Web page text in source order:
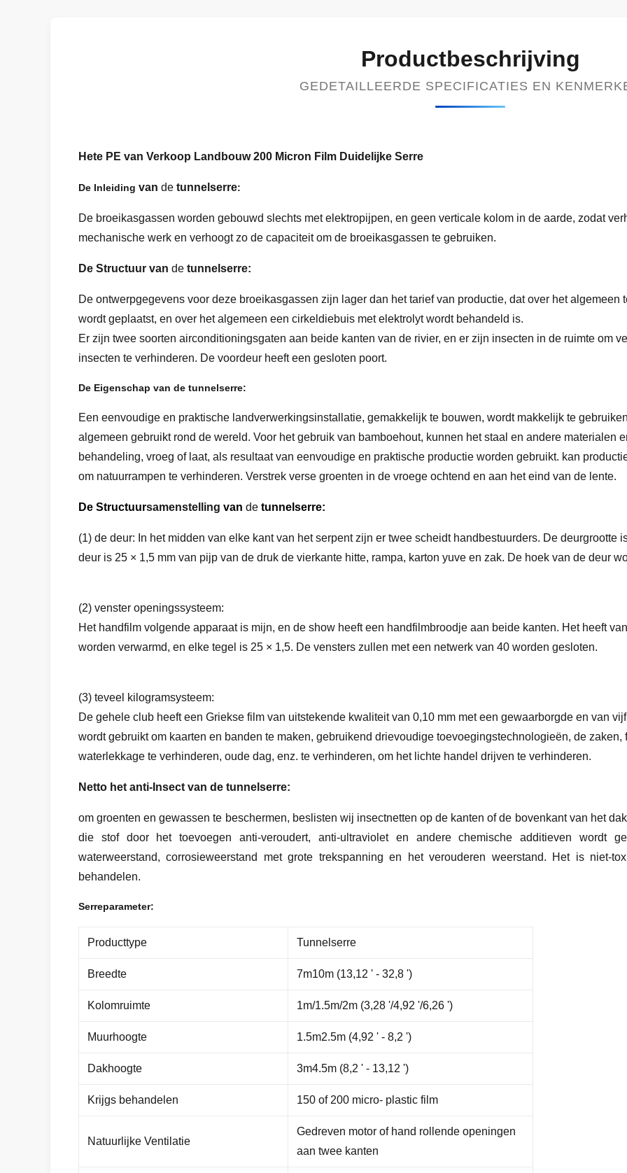
Productbeschrijving
GEDETAILLEERDE SPECIFICATIES EN
Hete PE van Verkoop Landbouw 200 Micron Film Duidelijke Serre
De Inleiding van de tunnelserre:
De broeikasgassen worden gebouwd slechts met elektropijpen, en geen verticale kolom in de aarde, zodat
mechanische werk en verhoogt zo de capaciteit om de broeikasgassen te gebruiken.
De Structuur van de tunnelserre:
De ontwerpgegevens voor deze broeikasgassen zijn lager dan het tarief van productie, dat over het
wordt geplaatst, en over het algemeen een cirkeldiebuis met elektrolyt wordt behandeld is.
Er zijn twee soorten airconditioningsgaten aan beide kanten van de rivier, en er zijn insecten in de ruimte om
insecten te verhinderen. De voordeur heeft een gesloten poort.
De Eigenschap van de tunnelserre:
Een eenvoudige en praktische landverwerkingsinstallatie, gemakkelijk te bouwen, wordt makkelijk te
algemeen gebruikt rond de wereld. Voor het gebruik van bamboehout, kunnen het staal en andere materialen
behandeling, vroeg of laat, als resultaat van eenvoudige en praktische productie worden gebruikt. kan
om natuurrampen te verhinderen. Verstrek verse groenten in de vroege ochtend en aan het eind van de lente.
De Structuursamenstelling van de tunnelserre:
(1) de deur: In het midden van elke kant van het serpent zijn er twee scheidt handbestuurders. De deurgrootte
deur is 25 × 1,5 mm van pijp van de druk de vierkante hitte, rampa, karton yuve en zak. De hoek van de deur
(2) venster openingssysteem:
Het handfilm volgende apparaat is mijn, en de show heeft een handfilmbroodje aan beide kanten. Het heeft
worden verwarmd, en elke tegel is 25 × 1,5. De vensters zullen met een netwerk van 40 worden gesloten.
(3) teveel kilogramsysteem:
De gehele club heeft een Griekse film van uitstekende kwaliteit van 0,10 mm met een gewaarborgde en van
wordt gebruikt om kaarten en banden te maken, gebruikend drievoudige toevoegingstechnologieën, de
waterlekkage te verhinderen, oude dag, enz. te verhinderen, om het lichte handel drijven te verhinderen.
Netto het anti-Insect van de tunnelserre:
om groenten en gewassen te beschermen, beslisten wij insectnetten op de kanten of de bovenkant van het
die stof door het toevoegen anti-veroudert, anti-ultraviolet en andere chemische additieven wordt
waterweerstand, corrosieweerstand met grote trekspanning en het verouderen weerstand. Het is niet-
behandelen.
Serreparameter:
Producttype Tunnelserre
Breedte 7m10m (13,12 ' - 32,8 ')
Kolomruimte 1m/1.5m/2m (3,28 '/4,92 '/6,26 ')
Muurhoogte 1.5m2.5m (4,92 ' - 8,2 ')
Dakhoogte 3m4.5m (8,2 ' - 13,12 ')
Krijgs behandelen 150 of 200 micro- plastic film
Natuurlijke Ventilatie
Gedreven motor of hand rollende openingen
aan twee kanten